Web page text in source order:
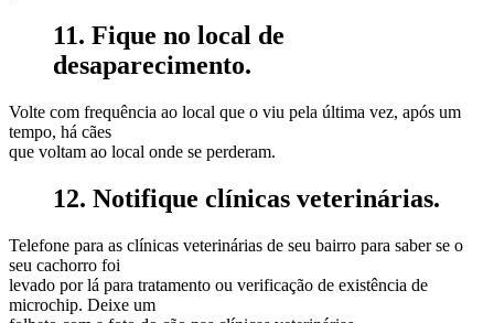
11. Fique no local de
desaparecimento.
Volte com frequência ao local que o viu pela última vez, após um
tempo, há cães
que voltam ao local onde se perderam.
12. Notifique clínicas veterinárias.
Telefone para as clínicas veterinárias de seu bairro para saber se o
seu cachorro foi
levado por lá para tratamento ou verificação de existência de
microchip. Deixe um